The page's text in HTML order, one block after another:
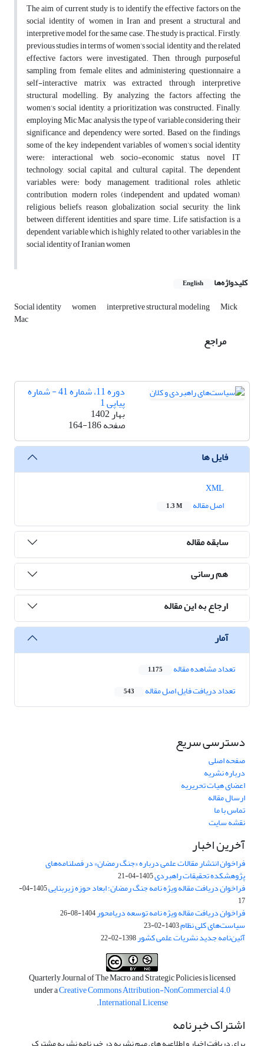
The aim of current study is to identify the effective factors on the
social identity of women in Iran and present a structural and
interpretive model for the same case. The study is practical. Firstly,
previous studies in terms of women’s social identity and the related
effective factors were investigated. Then, through purposeful
sampling from female elites, and administering questionnaire, a
self-interactive matrix was extracted through interpretive
structural modelling. By analyzing the factors affecting the
women’s social identity, a prioritization was constructed. Finally,
employing Mic Mac analysis, the type of variable considering their
significance and dependency were sorted. Based on the findings,
some of the key independent variables of women’s social identity
were: interactional web, socio-economic status, novel IT
technology, social capital, and cultural capital. The dependent
variables were: body management, traditional roles, athletic
contribution, modern roles (independent and updated woman),
religious beliefs, reason, globalization, social security, the link
between different identities and spare time. Life satisfaction is a
dependent variable which is highly related to other variables in the
social identity of Iranian women
کلیدواژه‌ها English
Social identity women interpretive structural modeling Mick
Mac
مراجع
دوره 11، شماره 41 - شماره
پیاپی 1
بهار 1402
صفحه164-186
فایل ها
اصل مقاله
1.3 M
سابقه مقاله
هم رسانی
ارجاع به این مقاله
آمار
تعداد مشاهده مقاله 1,175
تعداد دریافت فایل اصل مقاله 543
دسترسی سریع
صفحه اصلی
درباره نشریه
اعضای هیات تحریریه
ارسال مقاله
تماس با ما
نقشه سایت
آخرین اخبار
فراخوان انتشار مقالات علمی درباره «جنگ رمضان» در فصلنامه‌های
پژوهشکده تحقیقات راهبردی1405-04-21
فراخوان دریافت مقاله ویژه نامه جنگ رمضان؛ ابعاد حوزه زیربنایی
1405-04-
17
فراخوان دریافت مقاله ویژه نامه توسعه دریامحور1404-08-26
سیاست‌های کلی نظام1403-02-23
آئین‌نامه جدید نشریات علمی کشور1398-02-22
Quarterly Journal of The Macro and Strategic Policies is licensed
under aCreative Commons Attribution-NonCommercial 4.0
International License
.
اشتراک خبرنامه